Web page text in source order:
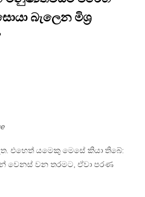
බැලෙන මිශ‍්‍ර
එහෙත් යමෙකු මෙසේ කියා තිබේ:
වෙනස් වන තරමට, ඒවා පරණ